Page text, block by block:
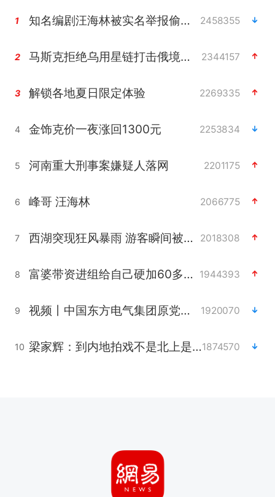
1 知名编剧汪海林被实名举报偷税漏税 2458355
2 马斯克拒绝乌用星链打击俄境内目标 2344157
3 解锁各地夏日限定体验 2269335
4 金饰克价一夜涨回1300元 2253834
5 河南重大刑事案嫌疑人落网 2201175
6 峰哥 汪海林 2066775
7 西湖突现狂风暴雨 游客瞬间被浇透 2018308
8 富婆带资进组给自己硬加60多场吻戏 1944393
9 视频丨中国东方电气集团原党组副书记、董事宋致远被查 1920070
10 梁家辉：到内地拍戏不是北上是回归1874570